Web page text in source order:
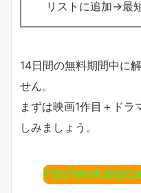
リストに追加→最
14日間の無料期間中に
せん。
まずは映画1作目＋ド
しみましょう。
TSUTAYA